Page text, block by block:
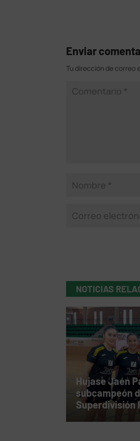
Enviar
Tu dirección de correo
NOTICIAS
Hujase Jaén
subcampeón
Superdivisión